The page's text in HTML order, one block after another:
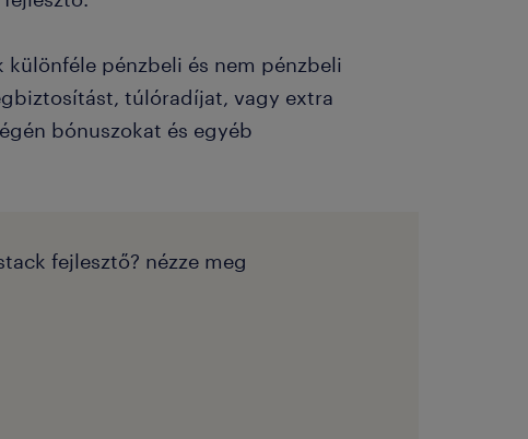
pénzbeli és nem pénzbeli
túlóradíjat, vagy extra
bónuszokat és egyéb
fejlesztő? nézze meg